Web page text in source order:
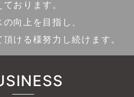
ております。
向上を目指し、
ける様努力し続けます。